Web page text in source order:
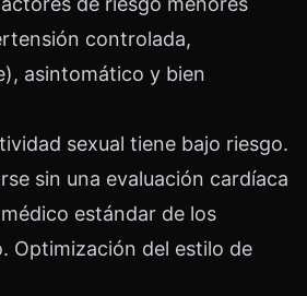
controlada,
asintomático y bien
sexual tiene bajo riesgo.
sin una evaluación cardíaca
estándar de los
Optimización del estilo de